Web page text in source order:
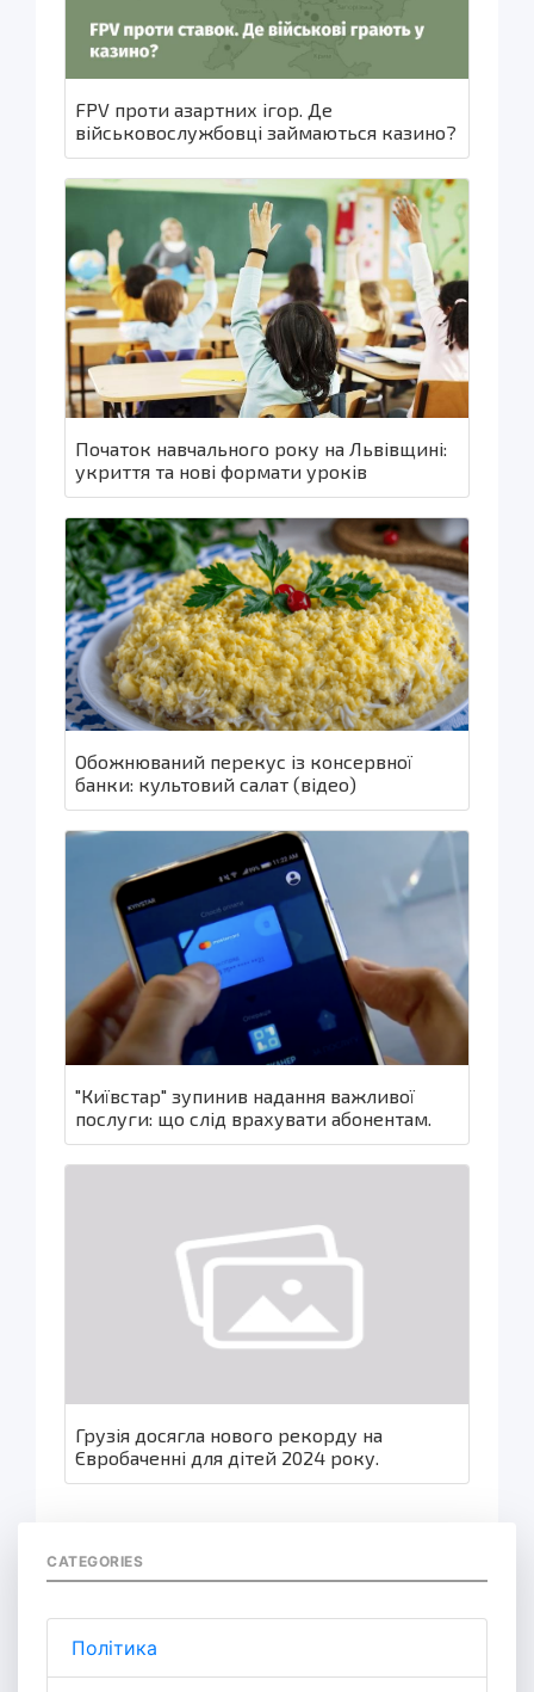
FPV проти азартних ігор. Де
військовослужбовці займаються казино?
Початок навчального року на Львівщині:
укриття та нові формати уроків
Обожнюваний перекус із консервної
банки: культовий салат (відео)
"Київстар" зупинив надання важливої
послуги: що слід врахувати абонентам.
Грузія досягла нового рекорду на
Євробаченні для дітей 2024 року.
CATEGORIES
Політика